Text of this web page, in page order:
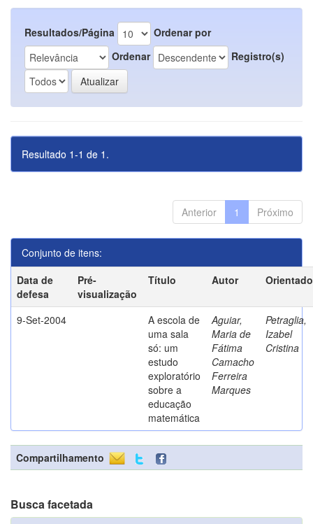
Resultados/Página
Ordenar por
Ordenar
Registro(s)
Resultado 1-1 de 1.
Anterior 1 Próximo
Conjunto de itens:
Data de
defesa
Pré-
visualização
Título Autor
9-Set-2004
A escola de
uma sala
só: um
estudo
exploratório
sobre a
educação
matemática
Aguiar,
Maria de
Fátima
Camacho
Ferreira
Marques
Petraglia,
Izabel
Cristina
Compartilhamento
Busca facetada